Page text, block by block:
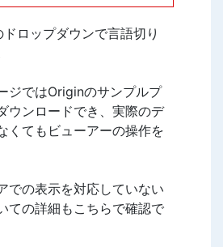
ロップダウンで言語切り
ジではOriginのサンプルプ
ウンロードでき、実際のデ
くてもビューアーの操作を
での表示を対応していない
ての詳細もこちらで確認で